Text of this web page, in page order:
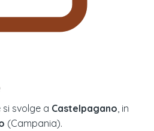
svolge a Castelpagano , in
(Campania).